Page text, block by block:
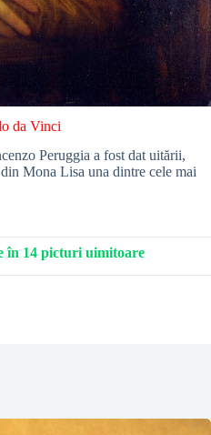
da Vinci
Peruggia a fost dat uitării,
Mona Lisa una dintre cele mai
în 14 picturi uimitoare